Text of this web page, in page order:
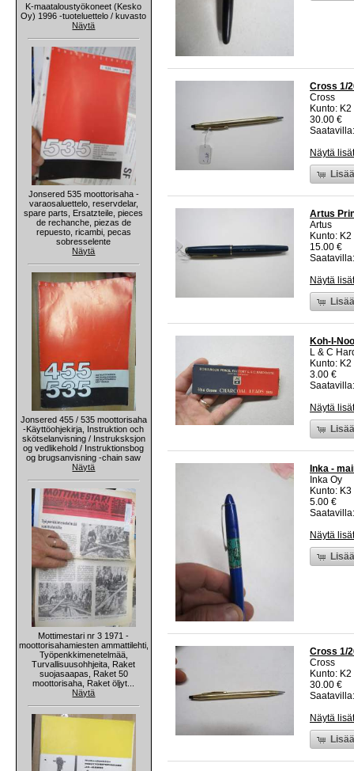
K-maataloustyökoneet (Kesko
Oy) 1996 -tuoteluettelo / kuvasto
Näytä
Jonsered 535 moottorisaha -
varaosaluettelo, reservdelar,
spare parts, Ersatzteile, pieces
de rechanche, piezas de
repuesto, ricambi, pecas
sobresselente
Näytä
Jonsered 455 / 535 moottorisaha
-Käyttöohjekirja, Instruktion och
skötselanvisning / Instruksksjon
og vedlikehold / Instruktionsbog
og brugsanvisning -chain saw
Näytä
Mottimestari nr 3 1971 -
moottorisahamiesten ammattilehti,
Työpenkkimenetelmää,
Turvallisuusohhjeita, Raket
suojasaapas, Raket 50
moottorisaha, Raket öljyt...
Näytä
Cross 1/
Cross
Kunto:
30.00 €
Näytä
Artus
Artus
Kunto:
15.00 €
Näytä
Koh-I-
L & C
Kunto:
3.00 €
Näytä
Inka -
Inka Oy
Kunto:
5.00 €
Näytä
Cross 1/
Cross
Kunto:
30.00 €
Näytä